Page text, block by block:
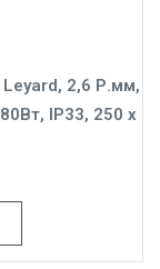
2,6 Р.мм,
IP33, 250 x